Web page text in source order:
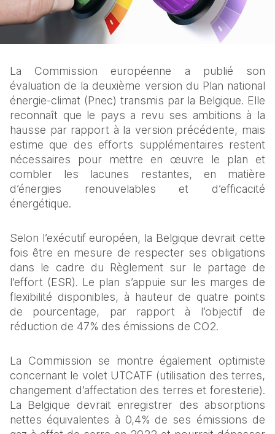
La Commission européenne a publié son
évaluation de la deuxième version du Plan national
énergie-climat (Pnec) transmis par la Belgique. Elle
reconnaît que le pays a revu ses ambitions à la
hausse par rapport à la version précédente, mais
estime que des efforts supplémentaires restent
nécessaires pour mettre en œuvre le plan et
combler les lacunes restantes, en matière
d’énergies renouvelables et d’efficacité
énergétique.
Selon l’exécutif européen, la Belgique devrait cette
fois être en mesure de respecter ses obligations
dans le cadre du Règlement sur le partage de
l’effort (ESR). Le plan s’appuie sur les marges de
flexibilité disponibles, à hauteur de quatre points
de pourcentage, par rapport à l’objectif de
réduction de 47% des émissions de CO2.
La Commission se montre également optimiste
concernant le volet UTCATF (utilisation des terres,
changement d’affectation des terres et foresterie).
La Belgique devrait enregistrer des absorptions
nettes équivalentes à 0,4% de ses émissions de